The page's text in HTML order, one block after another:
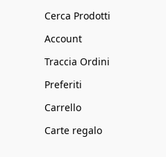
Cerca Prodotti
Account
Traccia Ordini
Preferiti
Carrello
Carte regalo